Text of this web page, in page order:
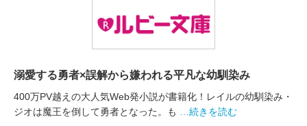
溺愛する勇者×誤解から嫌われる平凡な幼馴染み
400万PV越えの大人気Web発小説が書籍化！レイルの幼馴染み・
ジオは魔王を倒して勇者となった。も
…続きを読む